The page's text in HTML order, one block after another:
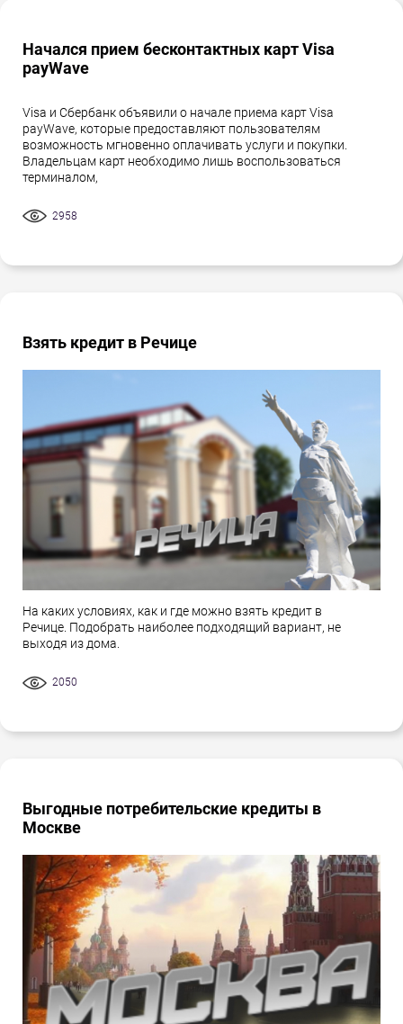
Начался прием бесконтактных карт Visa
payWave
Visa и Сбербанк объявили о начале приема карт Visa
payWave, которые предоставляют пользователям
возможность мгновенно оплачивать услуги и покупки.
Владельцам карт необходимо лишь воспользоваться
терминалом,
2958
Взять кредит в Речице
На каких условиях, как и где можно взять кредит в
Речице. Подобрать наиболее подходящий вариант, не
выходя из дома.
2050
Выгодные потребительские кредиты в
Москве